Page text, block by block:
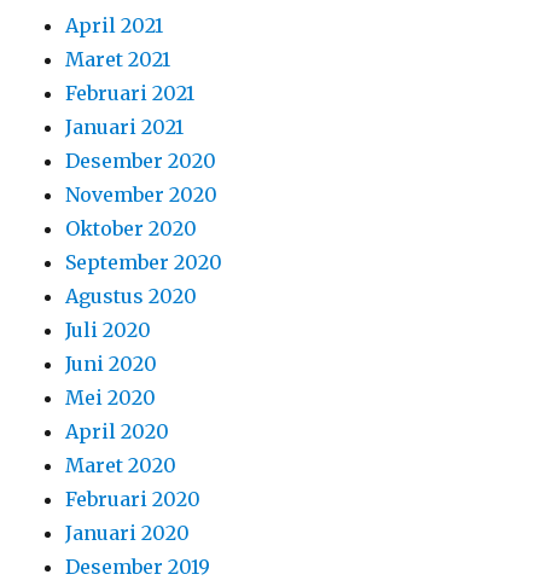
April 2021
Maret 2021
Februari 2021
Januari 2021
Desember 2020
November 2020
Oktober 2020
September 2020
Agustus 2020
Juli 2020
Juni 2020
Mei 2020
April 2020
Maret 2020
Februari 2020
Januari 2020
Desember 2019